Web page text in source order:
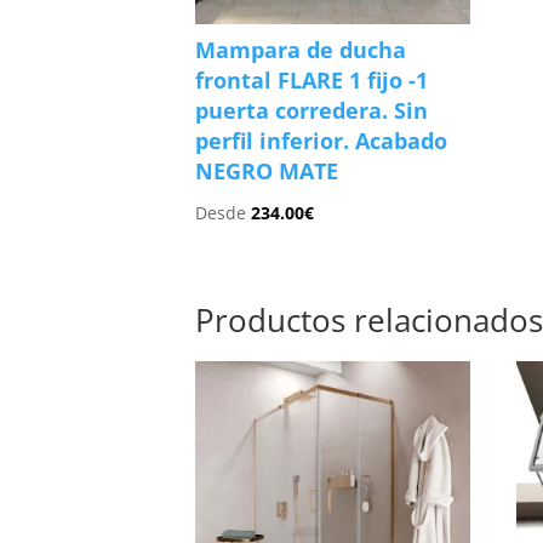
Mampara de ducha
frontal FLARE 1 fijo -1
puerta corredera. Sin
perfil inferior. Acabado
NEGRO MATE
Desde234.00€
Productos relacionados